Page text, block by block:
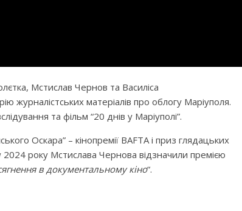
Мстислав Чернов та Василіса
журналістських матеріалів про облогу Маріуполя.
та фільм “20 днів у Маріуполі”.
Оскара” – кінопремії BAFTA і приз глядацьких
року Мстислава Чернова відзначили премією
в документальному кіно“.